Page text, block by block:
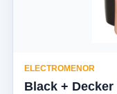
ELECTROMENOR
Black +